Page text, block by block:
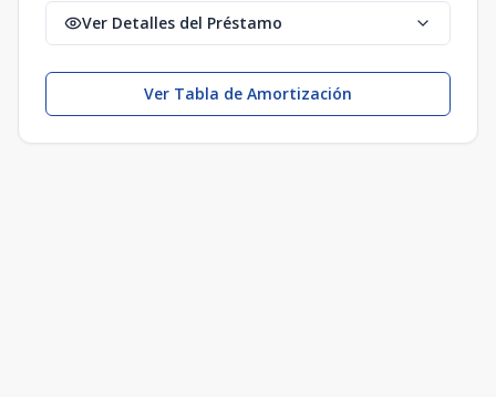
Ver Detalles del Préstamo
Ver Tabla de Amortización